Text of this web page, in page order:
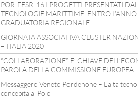
POR-FESR: 16 I PROGETTI PRESENTATI
TECNOLOGIE MARITTIME, ENTRO L’ANNO
GRADUATORIA REGIONALE.
GIORNATA ASSOCIATIVA CLUSTER
– ITALIA 2020
“COLLABORAZIONE” E’ CHIAVE
PAROLA DELLA COMMISSIONE EUROPEA
Messaggero Veneto Pordenone – L’alta
concepita al Polo